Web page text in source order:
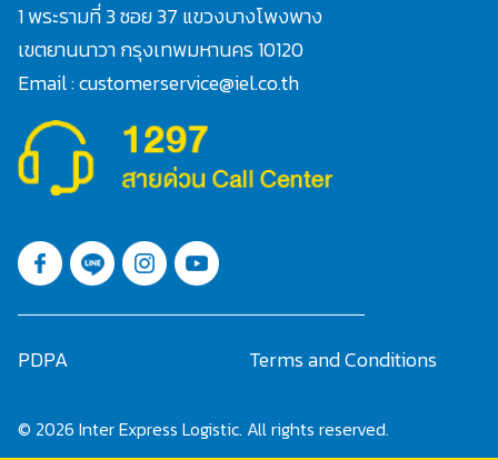
1 พระรามที่ 3 ซอย 37 แขวงบางโพงพาง
เขตยานนาวา กรุงเทพมหานคร 10120
Email : customerservice@iel.co.th
PDPA Terms and Conditions
© 2026 Inter Express Logistic. All rights reserved.